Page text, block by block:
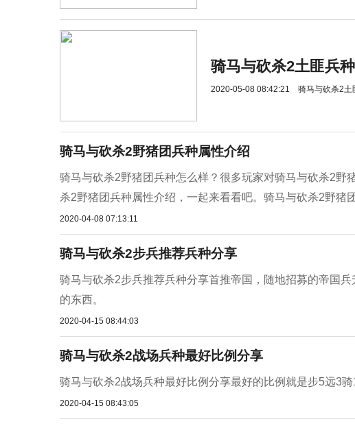
骑马与砍杀2土匪兵
2020-05-08 08:42:21 骑马与砍杀2土
骑马与砍杀2野猪团兵种属性介绍
骑马与砍杀2野猪团兵种怎么样？很多玩家对骑马与砍杀2野
杀2野猪团兵种属性介绍，一起来看看吧。骑马与砍杀2野猪
2020-04-08 07:13:11
骑马与砍杀2步兵推荐兵种分享
骑马与砍杀2步兵推荐兵种分享首推帝国，随地招募的帝国
的东西。
2020-04-15 08:44:03
骑马与砍杀2战场兵种最好比例分享
骑马与砍杀2战场兵种最好比例分享最好的比例就是步5远3
2020-04-15 08:43:05